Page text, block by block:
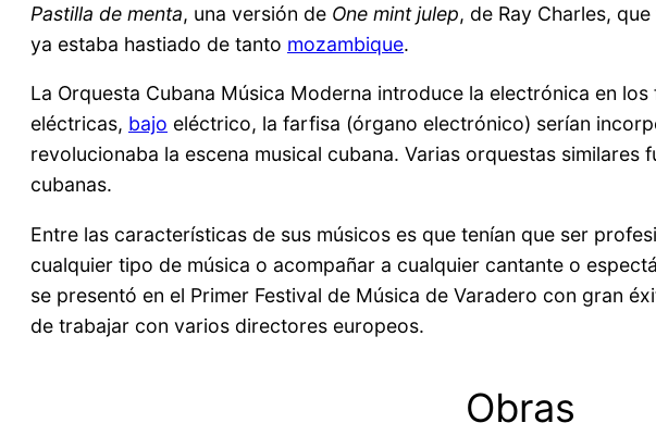
Pastilla de menta, una versión de One mint julep, de Ray Charles,
ya estaba hastiado de tanto mozambique.
La Orquesta Cubana Música Moderna introduce la electrónica en
eléctricas, bajo eléctrico, la farfisa (órgano electrónico) serían
revolucionaba la escena musical cubana. Varias orquestas
cubanas.
Entre las características de sus músicos es que tenían que ser
cualquier tipo de música o acompañar a cualquier cantante o
se presentó en el Primer Festival de Música de Varadero con gran
de trabajar con varios directores europeos.
Obras